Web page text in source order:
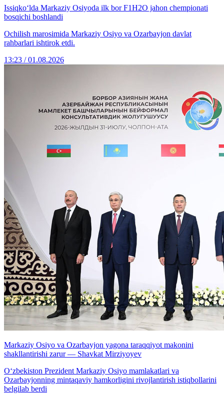
Issiqko‘lda Markaziy Osiyoda ilk bor F1H2O jahon chempionati
bosqichi boshlandi
Ochilish marosimida Markaziy Osiyo va Ozarbayjon davlat
rahbarlari ishtirok etdi.
13:23 / 01.08.2026
Markaziy Osiyo va Ozarbayjon yagona taraqqiyot makonini
shakllantirishi zarur — Shavkat Mirziyoyev
Oʻzbekiston Prezident Markaziy Osiyo mamlakatlari va
Ozarbayjonning mintaqaviy hamkorligini rivojlantirish istiqbollarini
belgilab berdi